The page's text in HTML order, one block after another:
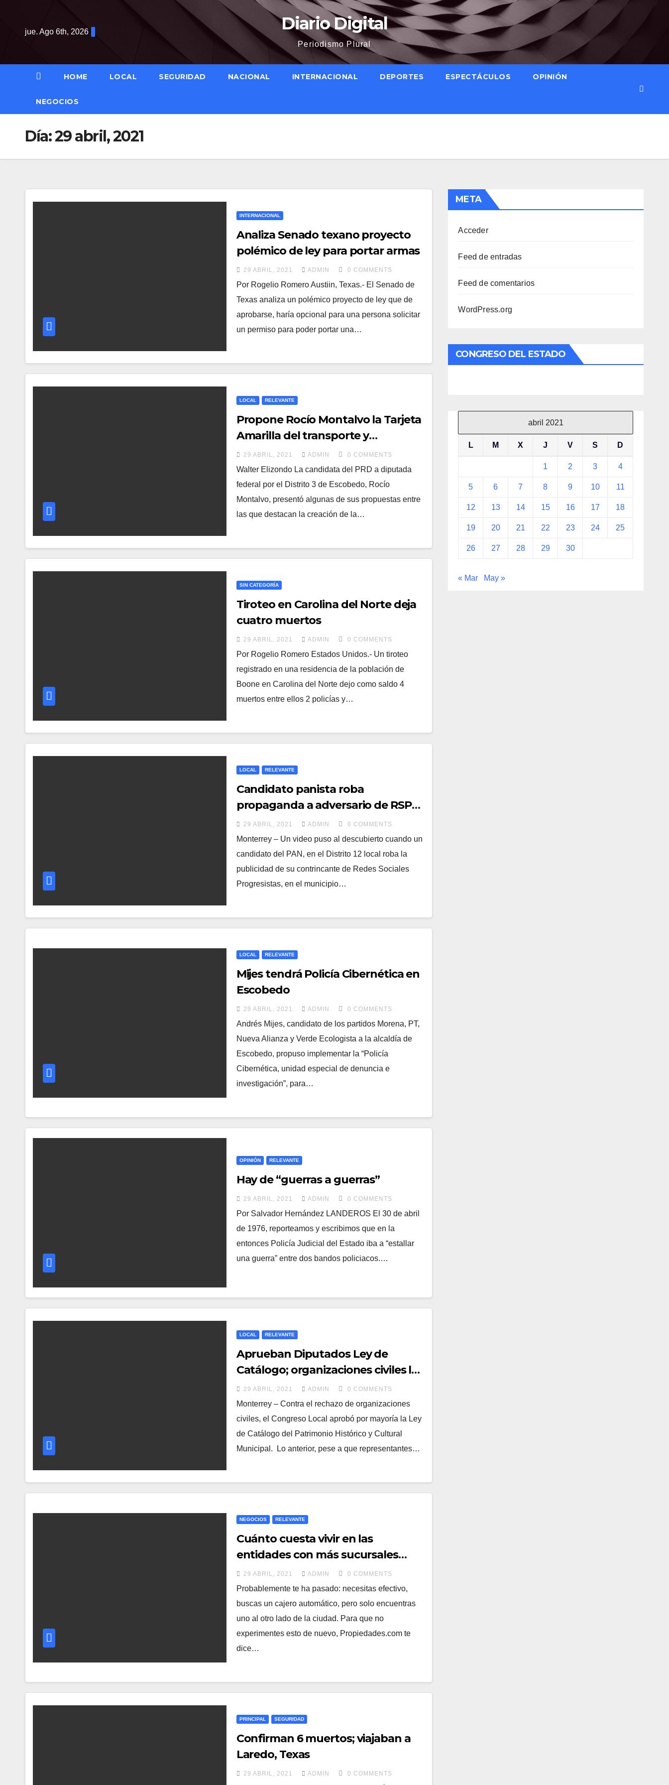
contenido
jue. Ago 6th, 2026 Diario Digital
Periodismo Plural
HOME LOCAL SEGURIDAD NACIONAL INTERNACIONAL DEPORTES ESPECTÁCULOS OPINIÓN
NEGOCIOS
Día:29 abril, 2021
INTERNACIONAL
Analiza Senado texano proyecto
polémico de ley para portar armas
29 ABRIL, 2021 ADMIN 0 COMMENTS
Por Rogelio Romero Austiin, Texas.- El Senado de
Texas analiza un polémico proyecto de ley que de
aprobarse, haría opcional para una persona solicitar
un permiso para poder portar una…
LOCAL RELEVANTE
Propone Rocío Montalvo la Tarjeta
Amarilla del transporte y
medicinas gratuitas
29 ABRIL, 2021 ADMIN 0 COMMENTS
Walter Elizondo La candidata del PRD a diputada
federal por el Distrito 3 de Escobedo, Rocío
Montalvo, presentó algunas de sus propuestas entre
las que destacan la creación de la…
SIN CATEGORÍA
Tiroteo en Carolina del Norte deja
cuatro muertos
29 ABRIL, 2021 ADMIN 0 COMMENTS
Por Rogelio Romero Estados Unidos.- Un tiroteo
registrado en una residencia de la población de
Boone en Carolina del Norte dejo como saldo 4
muertos entre ellos 2 policías y…
LOCAL RELEVANTE
Candidato panista roba
propaganda a adversario de RSP
en Guadalupe, N. L
29 ABRIL, 2021 ADMIN 0 COMMENTS
Monterrey – Un video puso al descubierto cuando un
candidato del PAN, en el Distrito 12 local roba la
publicidad de su contrincante de Redes Sociales
Progresistas, en el municipio…
LOCAL RELEVANTE
Mijes tendrá Policía Cibernética en
Escobedo
29 ABRIL, 2021 ADMIN 0 COMMENTS
Andrés Mijes, candidato de los partidos Morena, PT,
Nueva Alianza y Verde Ecologista a la alcaldía de
Escobedo, propuso implementar la “Policía
Cibernética, unidad especial de denuncia e
investigación”, para…
OPINIÓN RELEVANTE
Hay de “guerras a guerras”
29 ABRIL, 2021 ADMIN 0 COMMENTS
Por Salvador Hernández LANDEROS El 30 de abril
de 1976, reporteamos y escribimos que en la
entonces Policía Judicial del Estado iba a “estallar
una guerra” entre dos bandos policiacos.…
LOCAL RELEVANTE
Aprueban Diputados Ley de
Catálogo; organizaciones civiles la
rechazan
29 ABRIL, 2021 ADMIN 0 COMMENTS
Monterrey – Contra el rechazo de organizaciones
civiles, el Congreso Local aprobó por mayoría la Ley
de Catálogo del Patrimonio Histórico y Cultural
Municipal. Lo anterior, pese a que representantes…
NEGOCIOS RELEVANTE
Cuánto cuesta vivir en las
entidades con más sucursales
bancarias
29 ABRIL, 2021 ADMIN 0 COMMENTS
Probablemente te ha pasado: necesitas efectivo,
buscas un cajero automático, pero solo encuentras
uno al otro lado de la ciudad. Para que no
experimentes esto de nuevo, Propiedades.com te
dice…
PRINCIPAL SEGURIDAD
Confirman 6 muertos; viajaban a
Laredo, Texas
29 ABRIL, 2021 ADMIN 0 COMMENTS
META
Acceder
Feed de entradas
Feed de comentarios
WordPress.org
CONGRESO DEL ESTADO
abril 2021
L M X J V S D
1 2 3 4
5 6 7 8 9 10 11
12 13 14 15 16 17 18
19 20 21 22 23 24 25
26 27 28 29 30
« Mar May »